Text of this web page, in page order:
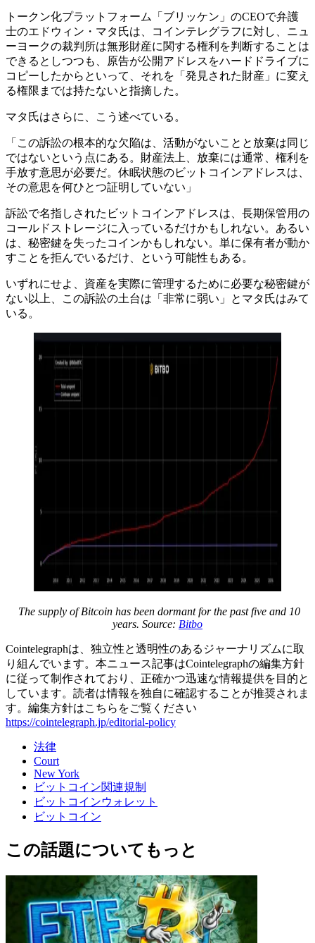
トークン化プラットフォーム「ブリッケン」のCEOで弁護
士のエドウィン・マタ氏は、コインテレグラフに対し、ニュ
ーヨークの裁判所は無形財産に関する権利を判断することは
できるとしつつも、原告が公開アドレスをハードドライブに
コピーしたからといって、それを「発見された財産」に変え
る権限までは持たないと指摘した。
マタ氏はさらに、こう述べている。
「この訴訟の根本的な欠陥は、活動がないことと放棄は同じ
ではないという点にある。財産法上、放棄には通常、権利を
手放す意思が必要だ。休眠状態のビットコインアドレスは、
その意思を何ひとつ証明していない」
訴訟で名指しされたビットコインアドレスは、長期保管用の
コールドストレージに入っているだけかもしれない。あるい
は、秘密鍵を失ったコインかもしれない。単に保有者が動か
すことを拒んでいるだけ、という可能性もある。
いずれにせよ、資産を実際に管理するために必要な秘密鍵が
ない以上、この訴訟の土台は「非常に弱い」とマタ氏はみて
いる。
The supply of Bitcoin has been dormant for the past five and 10
years. Source: Bitbo
Cointelegraphは、独立性と透明性のあるジャーナリズムに取
り組んでいます。本ニュース記事はCointelegraphの編集方針
に従って制作されており、正確かつ迅速な情報提供を目的と
しています。読者は情報を独自に確認することが推奨されま
す。編集方針はこちらをご覧ください
https://cointelegraph.jp/editorial-policy
法律
Court
New York
ビットコイン関連規制
ビットコインウォレット
ビットコイン
この話題についてもっと